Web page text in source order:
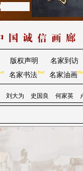
版权声明
名家到访
名家书法 名家油画
刘大为 史国良 何家英